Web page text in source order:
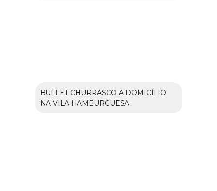
BUFFET CHURRASCO A DOMICÍLIO
NA VILA HAMBURGUESA